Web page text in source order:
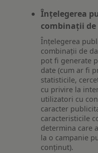
Înțelegerea
combinații
Înțelegerea
combinații de
pot fi generate
date (cum ar fi
statisticile,
cu privire la
utilizatori cu
caracter
caracteristicile
determina care
la o campanie
conținut).